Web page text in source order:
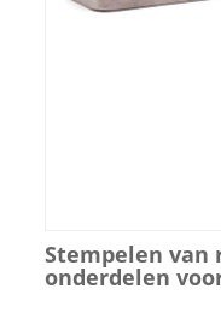
Stempelen van
onderdelen